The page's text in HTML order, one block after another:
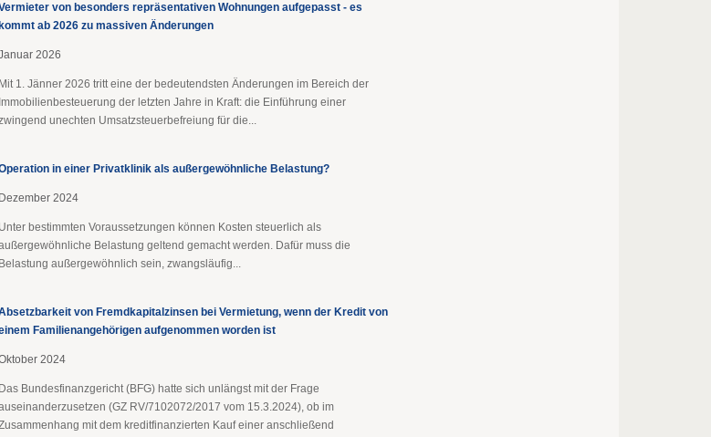
von besonders repräsentativen Wohnungen aufgepasst - es
kommt ab 2026 zu massiven Änderungen
2026
Mit 1. Jänner 2026 tritt eine der bedeutendsten Änderungen im Bereich der
Immobilienbesteuerung der letzten Jahre in Kraft: die Einführung einer
unechten Umsatzsteuerbefreiung für die...
in einer Privatklinik als außergewöhnliche Belastung?
Dezember 2024
Unter bestimmten Voraussetzungen können Kosten steuerlich als
Belastung geltend gemacht werden. Dafür muss die
Belastung außergewöhnlich sein, zwangsläufig...
von Fremdkapitalzinsen bei Vermietung, wenn der Kredit von
Familienangehörigen aufgenommen worden ist
2024
Das Bundesfinanzgericht (BFG) hatte sich unlängst mit der Frage
(GZ RV/7102072/2017 vom 15.3.2024), ob im
mit dem kreditfinanzierten Kauf einer anschließend